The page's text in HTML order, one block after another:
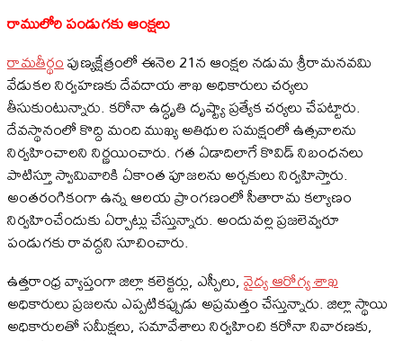
రాములోరి పండుగకు ఆంక్షలు
రామతీర్థంపుణ్యక్షేత్రంలో ఈనెల 21న ఆంక్షల నడుమ శ్రీరామనవమి
వేడుకల నిర్వహణకు దేవదాయ శాఖ అధికారులు చర్యలు
తీసుకుంటున్నారు. కరోనా ఉద్ధృతి దృష్ట్యా ప్రత్యేక చర్యలు చేపట్టారు.
దేవస్థానంలో కొద్ది మంది ముఖ్య అతిథుల సమక్షంలో ఉత్సవాలను
నిర్వహించాలని నిర్ణయించారు. గత ఏడాదిలాగే కొవిడ్‌ నిబంధనలు
పాటిస్తూ స్వామివారికి ఏకాంత పూజలను అర్చకులు నిర్వహిస్తారు.
అంతరంగికంగా ఉన్న ఆలయ ప్రాంగణంలో సీతారామ కల్యాణం
నిర్వహించేందుకు ఏర్పాట్లు చేస్తున్నారు. అందువల్ల ప్రజలెవ్వరూ
పండుగకు రావద్దని సూచించారు.
ఉత్తరాంధ్ర వ్యాప్తంగా జిల్లా కలెక్టర్లు, ఎస్పీలు,వైద్య ఆరోగ్య శాఖ
అధికారులు ప్రజలను ఎప్పటికప్పుడు అప్రమత్తం చేస్తున్నారు. జిల్లా స్థాయి
అధికారులతో సమీక్షలు, సమావేశాలు నిర్వహించి కరోనా నివారణకు,